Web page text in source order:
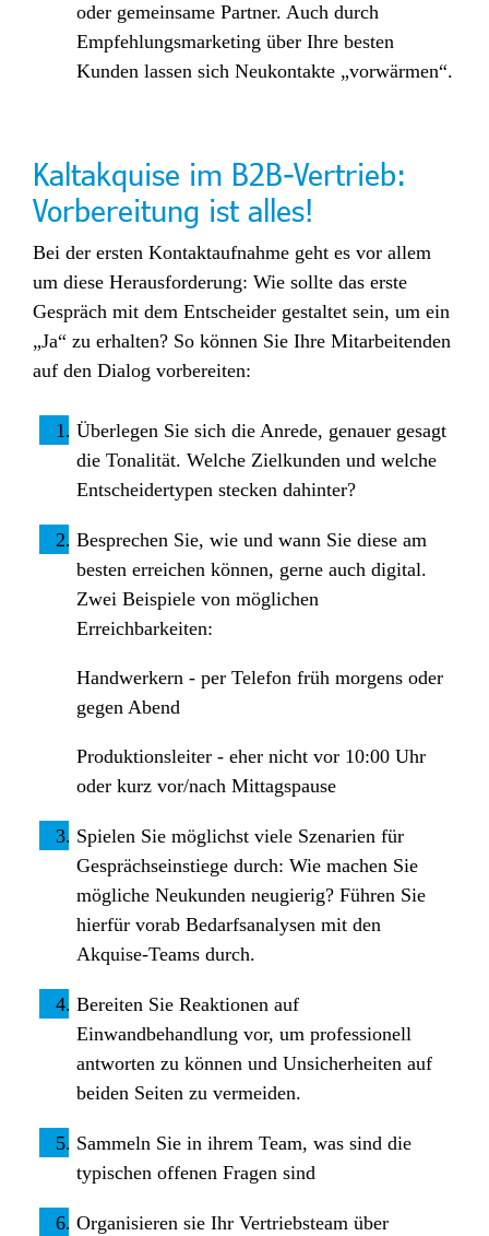
oder gemeinsame Partner. Auch durch
Empfehlungsmarketing über Ihre besten
Kunden lassen sich Neukontakte „vorwärmen“.
Kaltakquise im B2B-Vertrieb:
Vorbereitung ist alles!
Bei der ersten Kontaktaufnahme geht es vor allem
um diese Herausforderung: Wie sollte das erste
Gespräch mit dem Entscheider gestaltet sein, um ein
„Ja“ zu erhalten? So können Sie Ihre Mitarbeitenden
auf den Dialog vorbereiten:
Überlegen Sie sich die Anrede, genauer gesagt
die Tonalität. Welche Zielkunden und welche
Entscheidertypen stecken dahinter?
Besprechen Sie, wie und wann Sie diese am
besten erreichen können, gerne auch digital.
Zwei Beispiele von möglichen
Erreichbarkeiten:
Handwerkern - per Telefon früh morgens oder
gegen Abend
Produktionsleiter - eher nicht vor 10:00 Uhr
oder kurz vor/nach Mittagspause
Spielen Sie möglichst viele Szenarien für
Gesprächseinstiege durch: Wie machen Sie
mögliche Neukunden neugierig? Führen Sie
hierfür vorab Bedarfsanalysen mit den
Akquise-Teams durch.
Bereiten Sie Reaktionen auf
Einwandbehandlung vor, um professionell
antworten zu können und Unsicherheiten auf
beiden Seiten zu vermeiden.
Sammeln Sie in ihrem Team, was sind die
typischen offenen Fragen sind
Organisieren sie Ihr Vertriebsteam über